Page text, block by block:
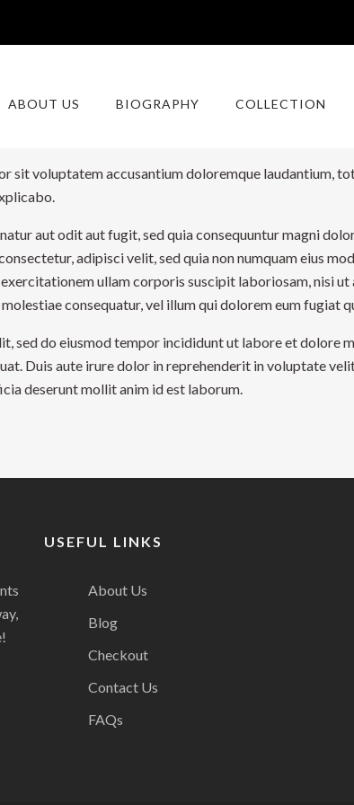
ABOUT US BIOGRAPHY COLLECTION
sed do eiusmod tempor incididunt ut labore et dolore
Duis aute irure dolor in reprehenderit in voluptate
deserunt mollit anim id est laborum.
sit voluptatem accusantium doloremque laudantium,
aut odit aut fugit, sed quia consequuntur magni
adipisci velit, sed quia non numquam eius
ullam corporis suscipit laboriosam, nisi
consequatur, vel illum qui dolorem eum fugiat
sed do eiusmod tempor incididunt ut labore et dolore
Duis aute irure dolor in reprehenderit in voluptate
deserunt mollit anim id est laborum.
USEFUL LINKS
About Us
Blog
Checkout
Contact Us
FAQs